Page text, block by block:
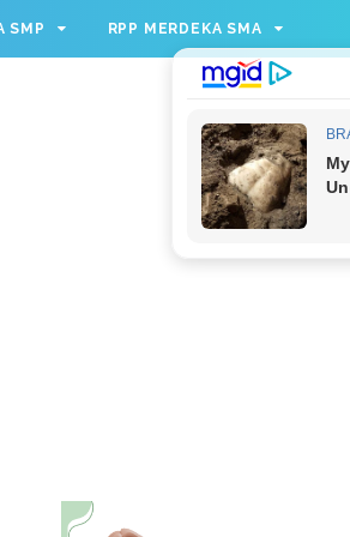
rppmer', [336, 280], 'div-gpt-
SMP RPP MERDEKA SMA